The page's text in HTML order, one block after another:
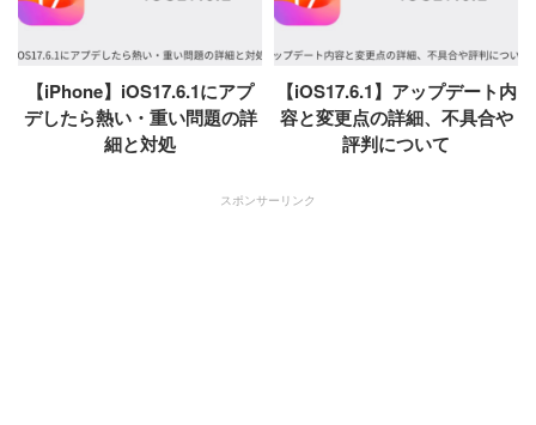
【iPhone】iOS17.6.1にアプ
デしたら熱い・重い問題の詳
細と対処
【iOS17.6.1】アップデート内
容と変更点の詳細、不具合や
評判について
スポンサーリンク